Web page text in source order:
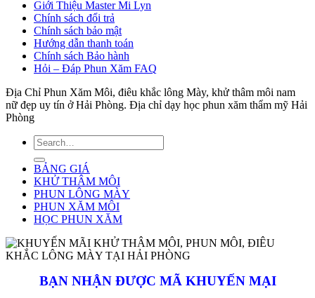
Giới Thiệu Master Mi Lyn
Chính sách đổi trả
Chính sách bảo mật
Hướng dẫn thanh toán
Chính sách Bảo hành
Hỏi – Đáp Phun Xăm FAQ
Địa Chỉ Phun Xăm Môi, điêu khắc lông Mày, khử thâm môi nam
nữ đẹp uy tín ở Hải Phòng. Địa chỉ dạy học phun xăm thẩm mỹ Hải
Phòng
BẢNG GIÁ
KHỬ THÂM MÔI
PHUN LÔNG MÀY
PHUN XĂM MÔI
HỌC PHUN XĂM
BẠN NHẬN ĐƯỢC MÃ KHUYẾN MẠI